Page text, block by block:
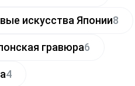
искусства Японии8
гравюра6
4